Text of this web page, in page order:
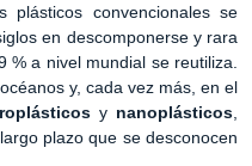
plásticos convencionales se
en descomponerse y rara
a nivel mundial se reutiliza.
y, cada vez más, en el
y nanoplásticos
plazo que se desconocen